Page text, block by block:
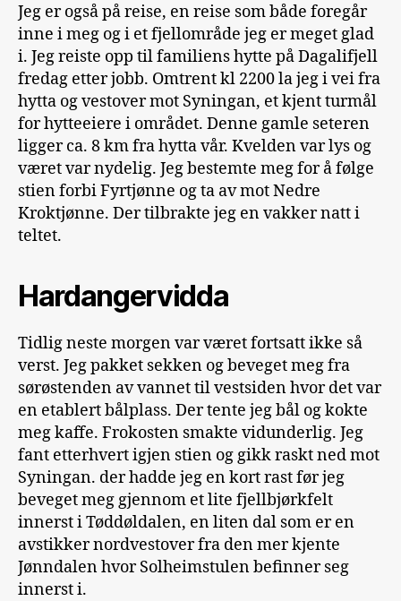
Jeg er også på reise, en reise som både foregår
inne i meg og i et fjellområde jeg er meget glad
i. Jeg reiste opp til familiens hytte på Dagalifjell
fredag etter jobb. Omtrent kl 2200 la jeg i vei fra
hytta og vestover mot Syningan, et kjent turmål
for hytteeiere i området. Denne gamle seteren
ligger ca. 8 km fra hytta vår. Kvelden var lys og
været var nydelig. Jeg bestemte meg for å følge
stien forbi Fyrtjønne og ta av mot Nedre
Kroktjønne. Der tilbrakte jeg en vakker natt i
teltet.
Hardangervidda
Tidlig neste morgen var været fortsatt ikke så
verst. Jeg pakket sekken og beveget meg fra
sørøstenden av vannet til vestsiden hvor det var
en etablert bålplass. Der tente jeg bål og kokte
meg kaffe. Frokosten smakte vidunderlig. Jeg
fant etterhvert igjen stien og gikk raskt ned mot
Syningan. der hadde jeg en kort rast før jeg
beveget meg gjennom et lite fjellbjørkfelt
innerst i Tøddøldalen, en liten dal som er en
avstikker nordvestover fra den mer kjente
Jønndalen hvor Solheimstulen befinner seg
innerst i.